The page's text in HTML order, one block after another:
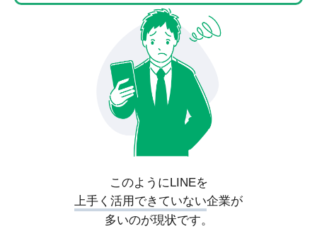
このようにLINEを
上手く活用できていない企業が
多いのが現状です。